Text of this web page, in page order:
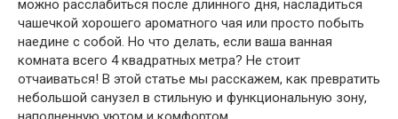
можно расслабиться после длинного дня, насладиться
чашечкой хорошего ароматного чая или просто побыть
наедине с собой. Но что делать, если ваша ванная
комната всего 4 квадратных метра? Не стоит
отчаиваться! В этой статье мы расскажем, как превратить
небольшой санузел в стильную и функциональную зону,